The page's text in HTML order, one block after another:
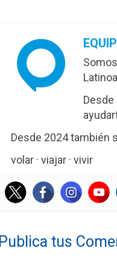
Somos
Desde
Desde 2024 también
volar · viajar · vivir
Publica tus